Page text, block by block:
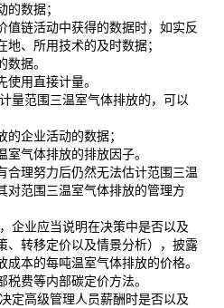
的数据；
值链活动中获得的数据时，如实反
、所用技术的及时数据；
数据。
用直接计量。
量范围三温室气体排放的，可以
的企业活动的数据；
室气体排放的排放因子。
合理努力后仍然无法估计范围三温
对范围三温室气体排放的管理方
企业应当说明在决策中是否以及
、转移定价以及情景分析），披露
本的每吨温室气体排放的价格。
费等内部碳定价方法。
定高级管理人员薪酬时是否以及